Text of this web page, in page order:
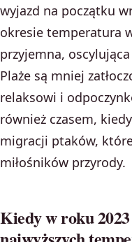
wyjazd na początku
okresie temperatura
przyjemna,
Plaże są mniej
relaksowi i
również czasem,
migracji ptaków,
miłośników przyrody.
Kiedy w roku